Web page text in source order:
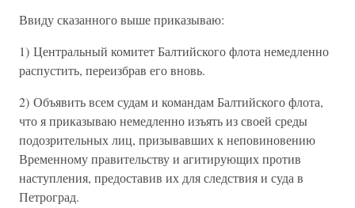
Ввиду сказанного выше приказываю:
1) Центральный комитет Балтийского флота немедленно
распустить, переизбрав его вновь.
2) Объявить всем судам и командам Балтийского флота,
что я приказываю немедленно изъять из своей среды
подозрительных лиц, призывавших к неповиновению
Временному правительству и агитирующих против
наступления, предоставив их для следствия и суда в
Петроград.